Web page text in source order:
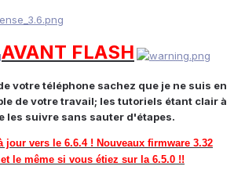
AVANT FLASH
votre téléphone sachez que je ne suis en
de votre travail; les tutoriels étant clair à
les suivre sans sauter d'étapes.
jour vers le 6.6.4 ! Nouveaux firmware 3.32
le même si vous étiez sur la 6.5.0 !!